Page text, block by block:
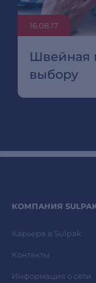
16.08.17
Швейная
выбору
КОМПАНИЯ
Карьера в Sulpak
Контакты
Информация о сети